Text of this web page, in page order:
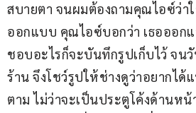
สบายตา จนผมต้องถามคุณไอซ์ว่า
ออกแบบ คุณไอซ์บอกว่า เธอออก
ชอบอะไรก็จะบันทึกรูปเก็บไว้ จน
ร้าน จึงโชว์รูปให้ช่างดูว่าอยากได้
ตาม ไม่ว่าจะเป็นประตูโค้งด้านห